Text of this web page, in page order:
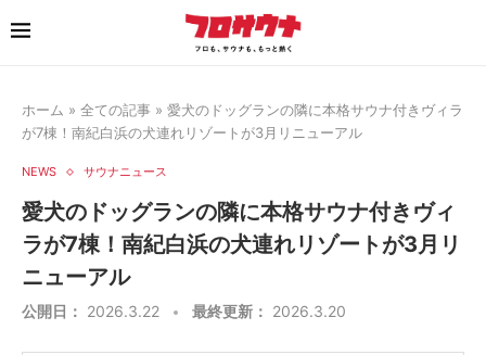
ホーム » 全ての記事 » 愛犬のドッグランの隣に本格サウナ付きヴィラ
が7棟！南紀白浜の犬連れリゾートが3月リニューアル
NEWS サウナニュース
愛犬のドッグランの隣に本格サウナ付きヴィ
ラが7棟！南紀白浜の犬連れリゾートが3月リ
ニューアル
公開日： 2026.3.22 最終更新： 2026.3.20